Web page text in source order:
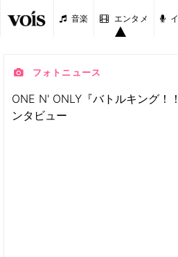
音楽 エンタメ
フォトニュース
ONE N' ONLY『バトルキング！
ンタビュー